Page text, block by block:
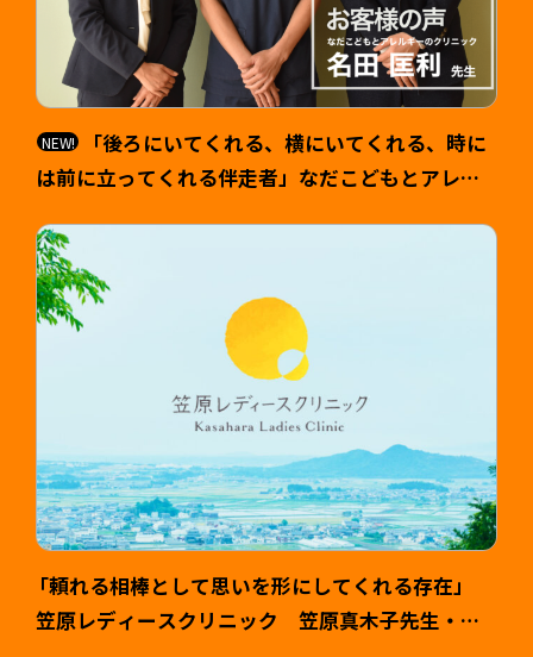
「後ろにいてくれる、横にいてくれる、時に
は前に立ってくれる伴走者」なだこどもとアレル
し）様 >
「頼れる相棒として思いを形にしてくれる存在」
笠原レディースクリニック 笠原真木子先生・健